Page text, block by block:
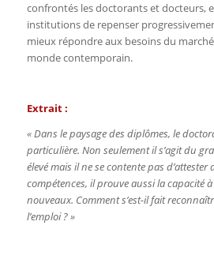
confrontés les doctorants et docteurs,
institutions de repenser
mieux répondre aux besoins du
monde contemporain.
Extrait :
« Dans le paysage des diplômes, le
particulière. Non seulement il s’agit du
élevé mais il ne se contente pas d’attester
compétences, il prouve aussi la capacité
nouveaux. Comment s’est-il fait
l’emploi ? »